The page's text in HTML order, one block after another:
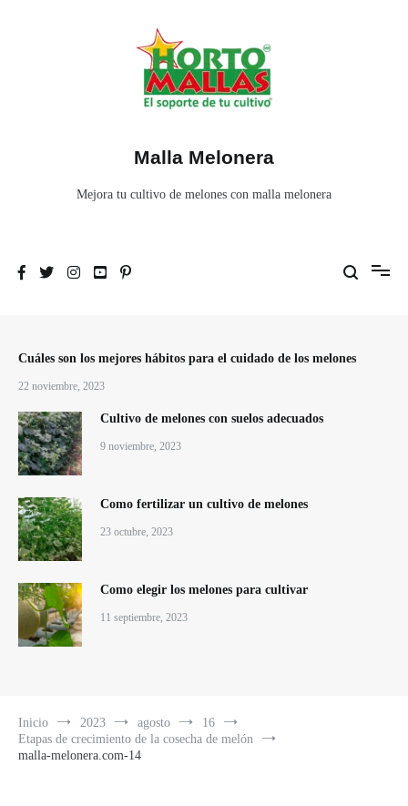
Malla Melonera
Mejora tu cultivo de melones con malla melonera
Cuáles son los mejores hábitos para el cuidado de los melones
22 noviembre, 2023
Cultivo de melones con suelos adecuados
9 noviembre, 2023
Como fertilizar un cultivo de melones
23 octubre, 2023
Como elegir los melones para cultivar
11 septiembre, 2023
Inicio 2023 agosto
16
Etapas de crecimiento de la cosecha de melón
malla-melonera.com-14